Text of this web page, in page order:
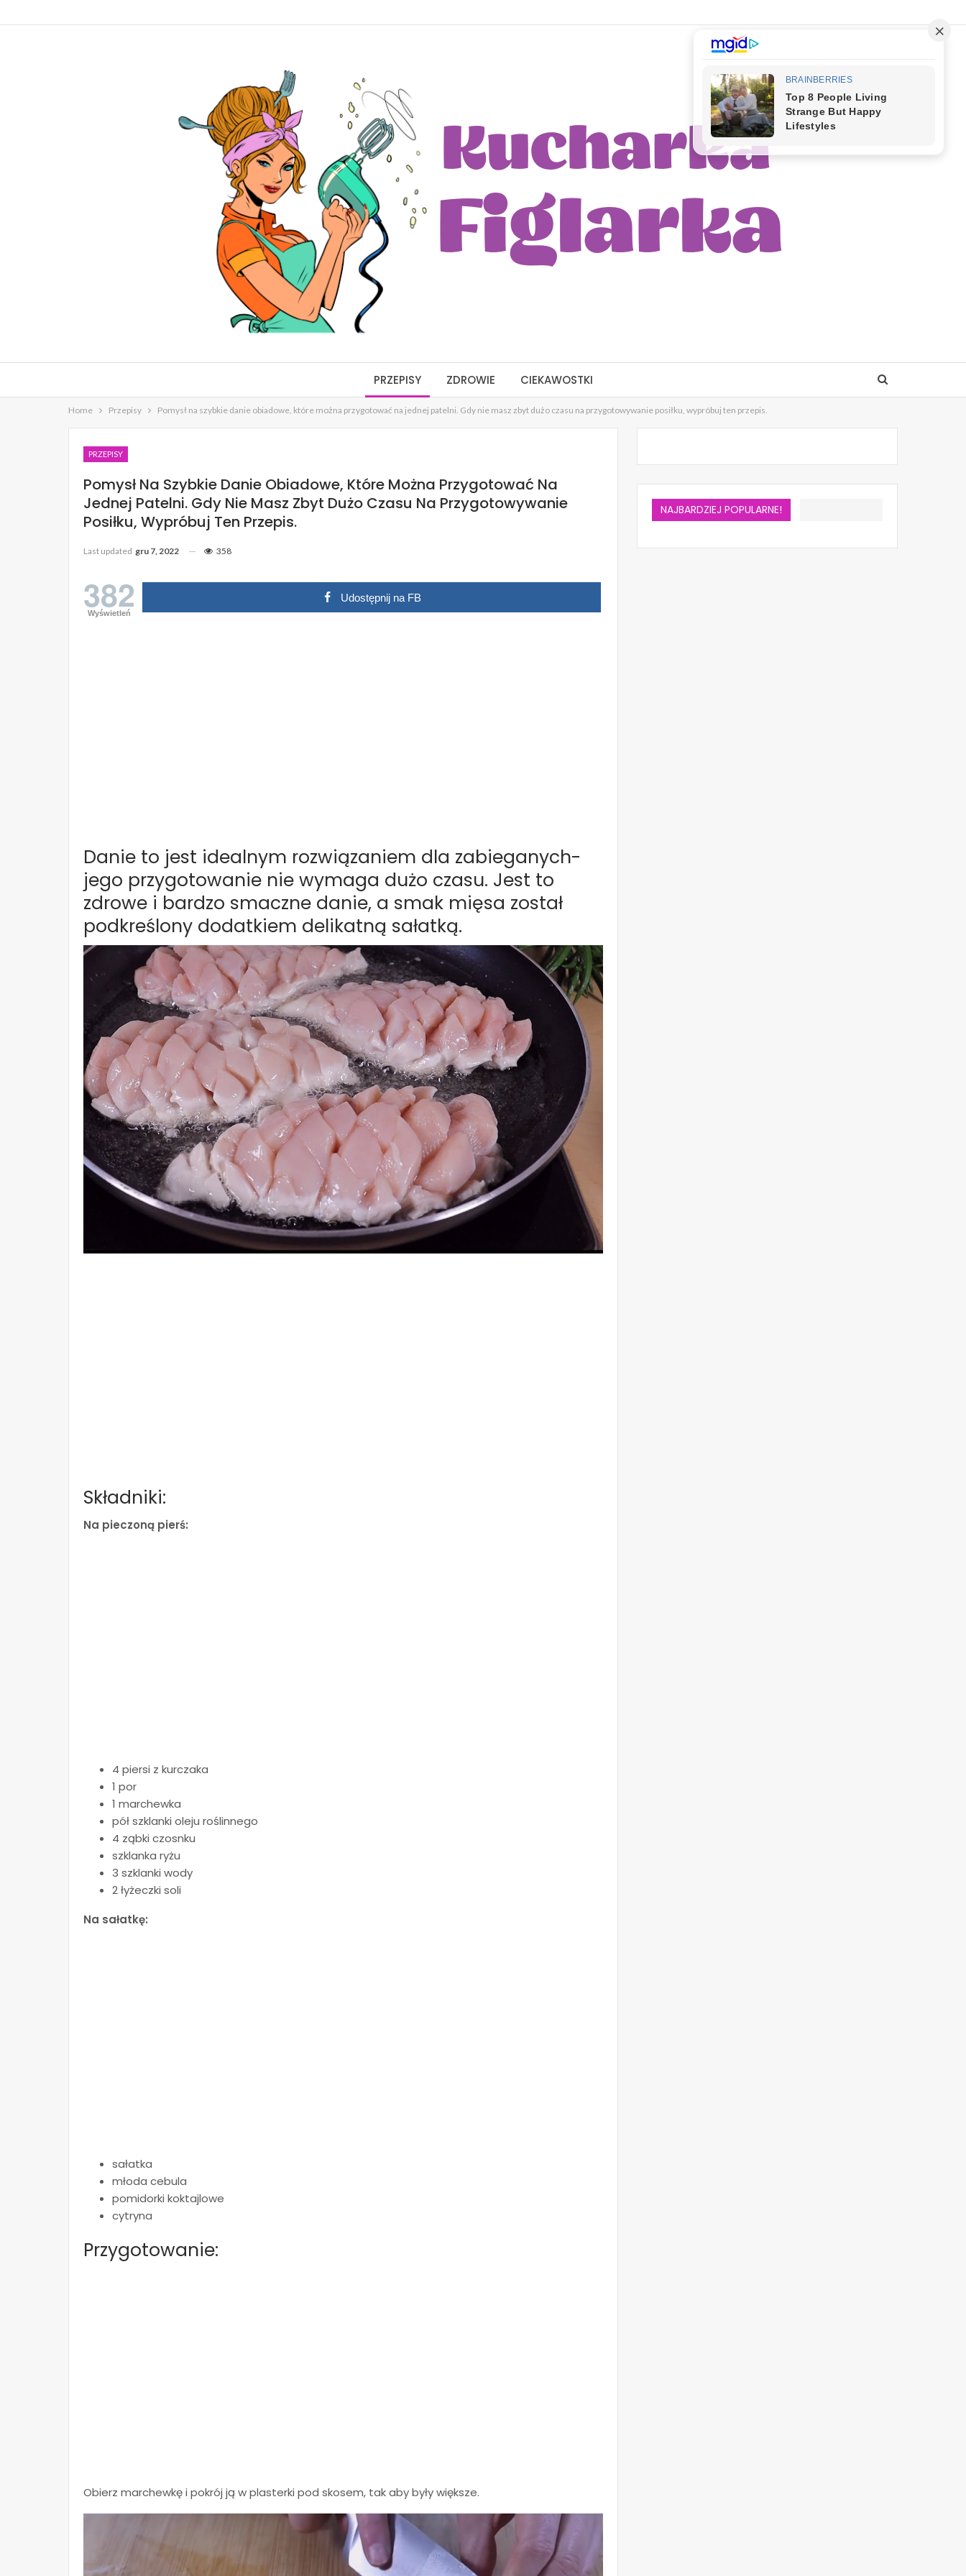
PRZEPISY ZDROWIE CIEKAWOSTKI
Home Przepisy Pomysł na szybkie danie obiadowe, które można przygotować na jednej patelni. Gdy nie masz zbyt dużo czasu na przygotowywanie posiłku, wypróbuj ten przepis.
PRZEPISY
Pomysł Na Szybkie Danie Obiadowe, Które Można Przygotować Na
Jednej Patelni. Gdy Nie Masz Zbyt Dużo Czasu Na Przygotowywanie
Posiłku, Wypróbuj Ten Przepis.
Last updated gru 7, 2022 358
382
Wyświetleń
Udostępnij na FB
Danie to jest idealnym rozwiązaniem dla zabieganych-
jego przygotowanie nie wymaga dużo czasu. Jest to
zdrowe i bardzo smaczne danie, a smak mięsa został
podkreślony dodatkiem delikatną sałatką.
Składniki:
Na pieczoną pierś:
4 piersi z kurczaka
1 por
1 marchewka
pół szklanki oleju roślinnego
4 ząbki czosnku
szklanka ryżu
3 szklanki wody
2 łyżeczki soli
Na sałatkę:
sałatka
młoda cebula
pomidorki koktajlowe
cytryna
Przygotowanie:
Obierz marchewkę i pokrój ją w plasterki pod skosem, tak aby były większe.
NAJBARDZIEJ POPULARNE!